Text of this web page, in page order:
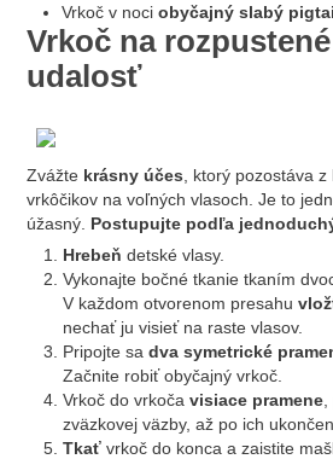
Vrkoč v noci obyčajný slabý
Vrkoč na
udalosť
Zvážte krásny účes, ktorý pozostáva
vrkôčikov na voľných vlasoch. Je to
úžasný. Postupujte podľa
Hrebeň detské vlasy.
Vykonajte bočné tkanie tkaním
V každom otvorenom presahu
nechať ju visieť na raste vlasov.
Pripojte sadva symetrické
Začnite robiť obyčajný vrkoč.
Vrkoč do vrkočavisiace pramene
zväzkovej väzby, až po ich
Tkať vrkoč do konca a zaistite